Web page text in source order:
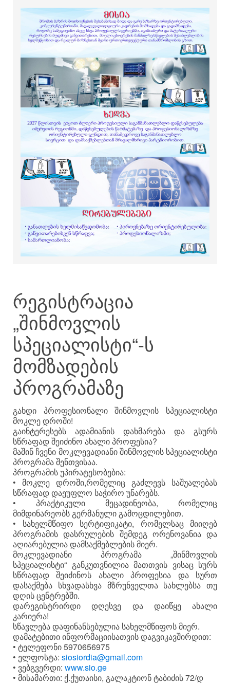
რეგისტრაცია
„შინმოვლის
სპეციალისტი“-ს
მომზადების
პროგრამაზე
გახდი პროფესიონალი შინმოვლის სპეციალისტი
მოკლე დროში!
გაინტერესებს ადამიანის დახმარება და გსურს
სწრაფად შეიძინო ახალი პროფესია?
მაშინ ჩვენი მოკლევადიანი შინმოვლის სპეციალისტი
პროგრამა შენთვისაა.
პროგრამის უპირატესობებია:
• მოკლე დროში,რომელიც გაძლევს საშუალებას
სწრაფად დაეუფლო საჭირო უნარებს.
• პრაქტიკული მეცადინეობა, რომელიც
მიმდინარეობს გერმანული გამოცდილებით.
• სახელმწიფო სერტიფიკატი, რომელსაც მიიღებ
პროგრამის დასრულების შემდეგ ორენოვანია და
აღიარებულია დამსაქმებლების მიერ.
მოკლევადიანი პროგრამა „შინმოვლის
სპეციალისტი“ განკუთვნილია მათთვის ვისაც სურს
სწრაფად შეიძინოს ახალი პროფესია და სურთ
დასაქმება სხვადასხვა მზრუნველთა სახლებსა თუ
დღის ცენტრებში.
დარეგისტრირდი დღესვე და დაიწყე ახალი
კარიერა!
სწავლება დაფინანსებულია სახელმწიფოს მიერ.
დამატებითი ინფორმაციისათვის დაგვიკავშირდით:
• ტელეფონი 5970656975
• ელფოსტა: siosiordia@gmail.com
• ვებგვერდი: www.sio.ge
• მისამართი: ქ.ქუთაისი, გალაკტიონ ტაბიძის 72/დ